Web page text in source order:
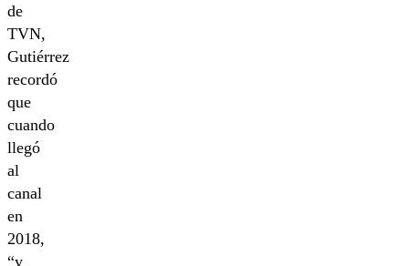
de
TVN,
Gutiérrez
recordó
que
cuando
llegó
al
canal
en
2018,
“y